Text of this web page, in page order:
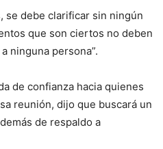
se debe clarificar sin ningún
que son ciertos no deben
ninguna persona”.
de confianza hacia quienes
reunión, dijo que buscará un
de respaldo a